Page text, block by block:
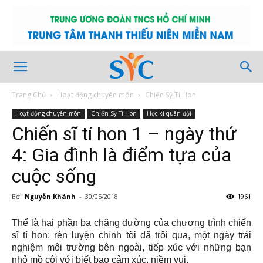
Trang Chủ Hoạt động chuyên môn Chiến Sỹ Tí Hon
Hoạt động chuyên môn Chiến Sỹ Tí Hon Học kì quân đội
Chiến sĩ tí hon 1 – ngày thứ
4: Gia đình là điểm tựa của
cuộc sống
Bởi Nguyễn Khánh - 30/05/2018 1961
Thế là hai phần ba chặng đường của chương trình chiến
sĩ tí hon: rèn luyện chính tôi đã trôi qua, một ngày trải
nghiệm môi trường bên ngoài, tiếp xúc với những bạn
nhỏ mồ côi với biết bao cảm xúc, niềm vui.